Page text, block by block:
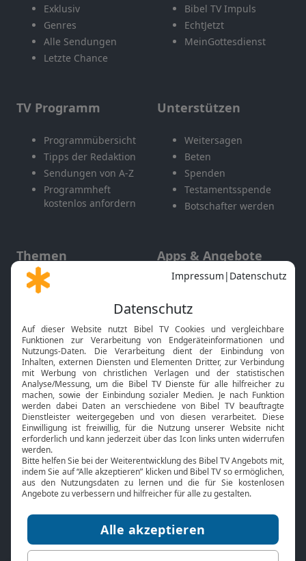
Exklusiv
Genres
Alle Sendungen
Letzte Chance
Bibel TV Impuls
EchtJetzt
MeinGottesdienst
TV Programm
Programmübersicht
Tipps der Redaktion
Sendungen von A-Z
Programmheft
kostenlos anfordern
Unterstützen
Weitersagen
Beten
Spenden
Testamentsspende
Botschafter werden
Themen
Gott und Bibel erklärt
Neuigkeiten
Apps & Angebote
Mobile App
Smart TV
HbbTV
Bibelthek Online-Bibel
Nächster Gottesdienst
Bibel TV
Über uns
Jobs
Mediadaten
Service
Kontakt
TV-Empfang